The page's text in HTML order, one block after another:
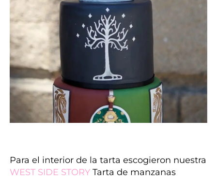
Para el interior de la tarta escogieron nuestra
WEST SIDE STORY Tarta de manzanas